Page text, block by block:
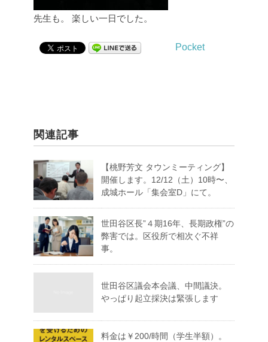
先生も。 楽しい一日でした。
Pocket
関連記事
【桃野芳文 タウンミーティング】
開催します。12/12（土）10時〜、
成城ホール「集会室D」にて。
世田谷区長”４期16年、長期政権”の
弊害では。区役所で相次ぐ不祥
事。
世田谷区議会本会議、中間議決。
やっぱり起立採決は緊張します
料金は￥200/時間（学生半額）。